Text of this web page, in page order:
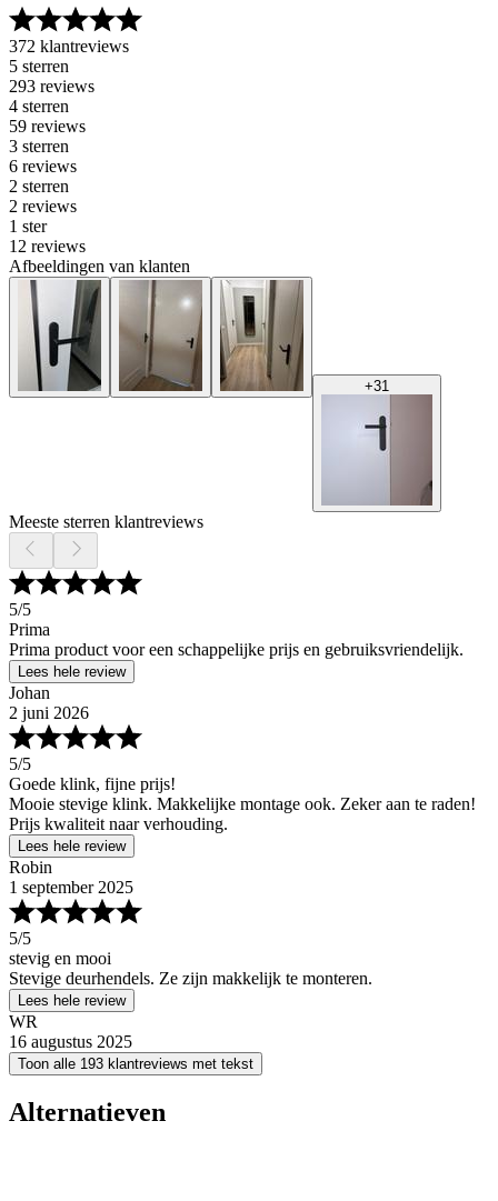
372 klantreviews
5 sterren
293 reviews
4 sterren
59 reviews
3 sterren
6 reviews
2 sterren
2 reviews
1 ster
12 reviews
Afbeeldingen van klanten
+31
Meeste sterren klantreviews
5/5
Prima
Prima product voor een schappelijke prijs en gebruiksvriendelijk.
Lees hele review
Johan
2 juni 2026
5/5
Goede klink, fijne prijs!
Mooie stevige klink. Makkelijke montage ook. Zeker aan te raden!
Prijs kwaliteit naar verhouding.
Lees hele review
Robin
1 september 2025
5/5
stevig en mooi
Stevige deurhendels. Ze zijn makkelijk te monteren.
Lees hele review
WR
16 augustus 2025
Toon alle 193 klantreviews met tekst
Alternatieven